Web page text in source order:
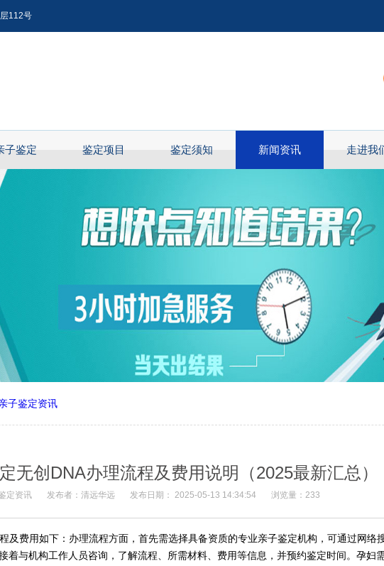
112号
子鉴定 鉴定项目 鉴定须知 新闻资讯 走进我
子鉴定资讯
无创DNA办理流程及费用说明（2025最新汇总）
定资讯 发布者：清远华远 发布日期： 2025-05-13 14:34:54 浏览量：233
及费用如下：办理流程方面，首先需选择具备资质的专业亲子鉴定机构，可通过网络
着与机构工作人员咨询，了解流程、所需材料、费用等信息，并预约鉴定时间。孕妇